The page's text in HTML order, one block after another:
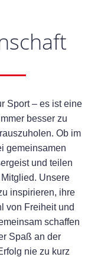
Sport – es ist eine
besser zu
Ob im
gemeinsamen
und teilen
Unsere
inspirieren, ihre
von Freiheit und
schaffen
Spaß an der
nie zu kurz